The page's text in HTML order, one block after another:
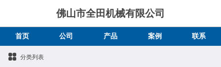
佛山市全田机械有限公司
首页 公司 产品 案例 联系
分类列表